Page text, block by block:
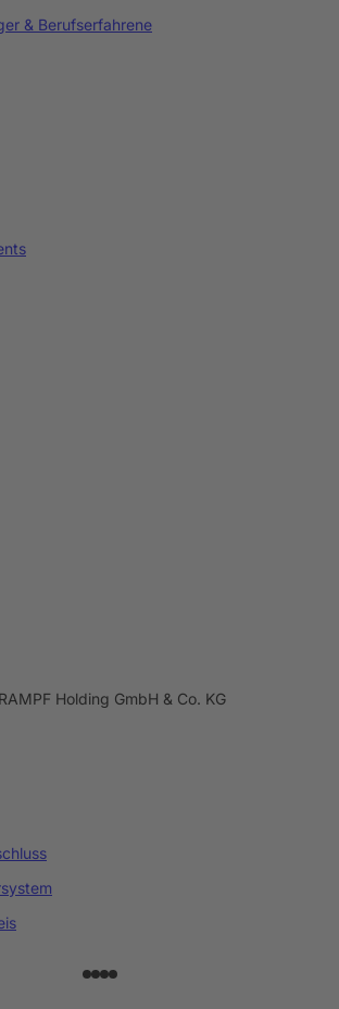
& Berufserfahrene
Holding GmbH & Co. KG